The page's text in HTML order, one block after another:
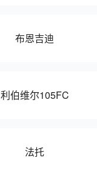
布恩吉迪
利伯维尔105FC
法托